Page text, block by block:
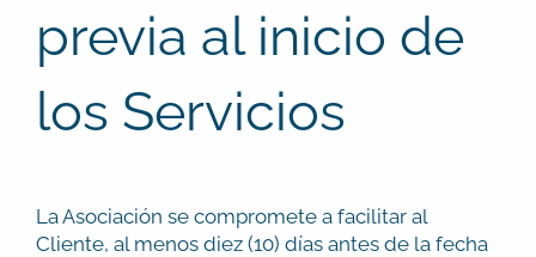
previa al inicio de
los Servicios
La Asociación se compromete a facilitar al
Cliente, al menos diez (10) días antes de la fecha